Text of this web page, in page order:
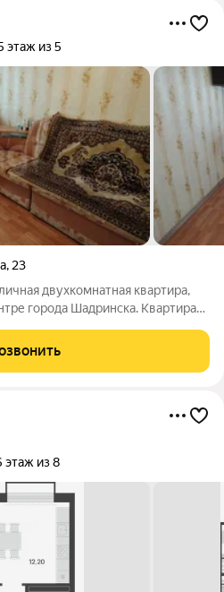
этаж из 5
, 23
двухкомнатная квартира,
города Шадринска. Квартира
Комнаты раздельные,
этаж из 8